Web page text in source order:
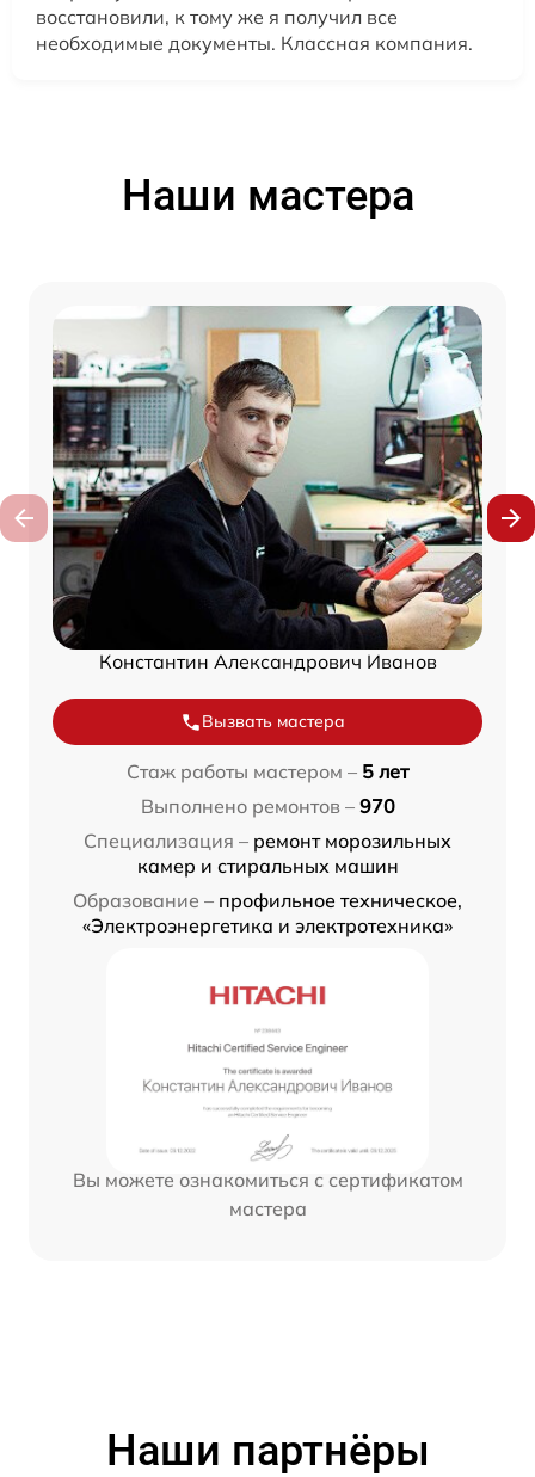
восстановили, к тому же я получил все
необходимые документы. Классная компания.
Наши мастера
Константин Александрович Иванов
Вызвать мастера
Стаж работы мастером – 5 лет
Выполнено ремонтов – 970
Специализация – ремонт морозильных
камер и стиральных машин
Образование – профильное техническое,
«Электроэнергетика и электротехника»
Вы можете ознакомиться с сертификатом
мастера
Наши партнёры